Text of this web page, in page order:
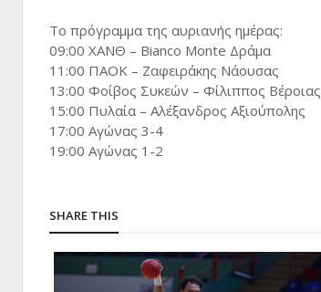
Το πρόγραμμα της αυριανής ημέρας:
09:00 ΧΑΝΘ – Bianco Monte Δράμα
11:00 ΠΑΟΚ – Ζαφειράκης Νάουσας
13:00 Φοίβος Συκεών – Φίλιππος Βέροιας
15:00 Πυλαία – Αλέξανδρος Αξιούπολης
17:00 Αγώνας 3-4
19:00 Αγώνας 1-2
SHARE THIS